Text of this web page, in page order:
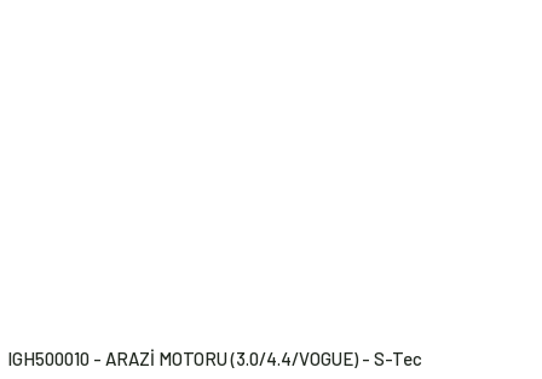
IGH500010 - ARAZİ MOTORU (3.0/4.4/VOGUE) - S-Tec